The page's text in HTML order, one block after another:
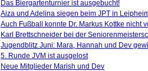
Das Biergartenturnier ist ausgebucht!
Aiza und Adelina siegen beim JPT in
Auch Fußball konnte Dr. Markus Kottke nicht
Karl Brettschneider bei der
Jugendblitz Juni: Mara, Hannah und Dev
5. Runde JVM ist ausgelost
Neue Mitglieder Marish und Dev